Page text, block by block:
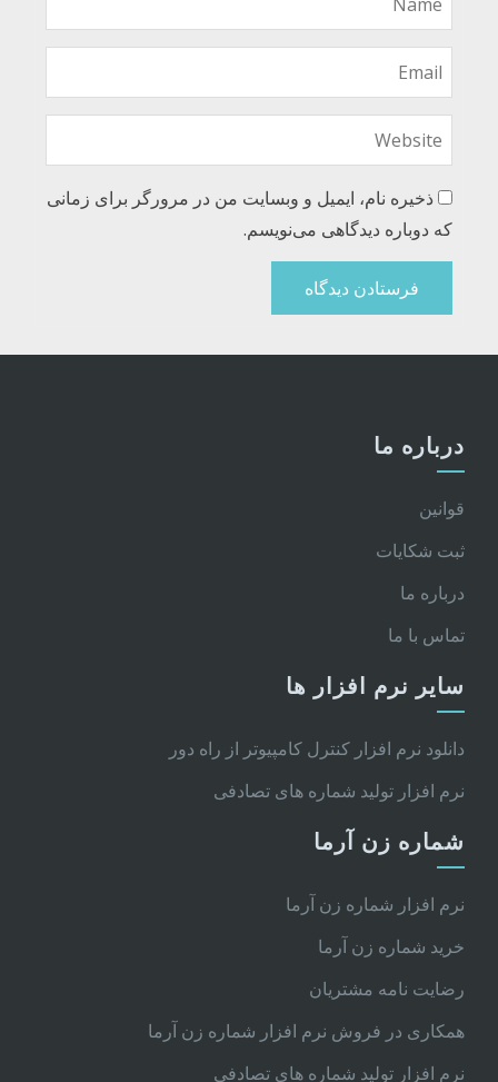
ذخیره نام، ایمیل و وبسایت من در مرورگر برای زمانی
که دوباره دیدگاهی می‌نویسم.
درباره ما
قوانین
ثبت شکایات
درباره ما
تماس با ما
سایر نرم افزار ها
دانلود نرم افزار کنترل کامپیوتر از راه دور
نرم افزار تولید شماره های تصادفی
شماره زن آرما
نرم افزار شماره زن آرما
خرید شماره زن آرما
رضایت نامه مشتریان
همکاری در فروش نرم افزار شماره زن آرما
نرم افزار تولید شماره های تصادفی